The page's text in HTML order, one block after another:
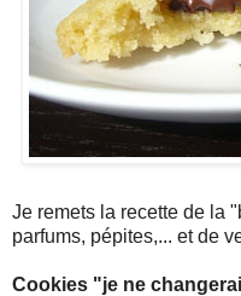
Je remets la recette de la
parfums, pépites,... et de
Cookies "je ne